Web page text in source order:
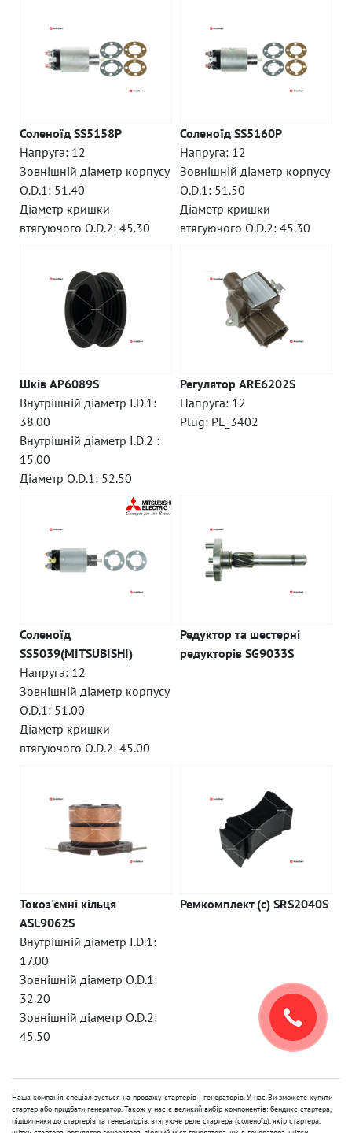
Соленоїд SS5158P
Напруга: 12
Зовнішній діаметр корпусу
O.D.1: 51.40
Діаметр кришки
втягуючого O.D.2: 45.30
Соленоїд SS5160P
Напруга: 12
Зовнішній діаметр корпусу
O.D.1: 51.50
Діаметр кришки
втягуючого O.D.2: 45.30
Шків AP6089S
Внутрішній діаметр I.D.1:
38.00
Внутрішній діаметр I.D.2 :
15.00
Діаметр O.D.1: 52.50
Регулятор ARE6202S
Напруга: 12
Plug: PL_3402
Соленоїд
SS5039(MITSUBISHI)
Напруга: 12
Зовнішній діаметр корпусу
O.D.1: 51.00
Діаметр кришки
втягуючого O.D.2: 45.00
Редуктор та шестерні
редукторів SG9033S
Токоз'ємні кільця
ASL9062S
Внутрішній діаметр I.D.1:
17.00
Зовнішній діаметр O.D.1:
32.20
Зовнішній діаметр O.D.2:
45.50
Ремкомплект (c) SRS2040S
Наша компанія спеціалізується на продажу стартерів і генераторів. У нас Ви зможете купити
стартер або придбати генератор. Також у нас є великий вибір компонентів: бендикс стартера,
підшипники до стартерів та генераторів, втягуюче реле стартера (соленоїд), якір стартера,